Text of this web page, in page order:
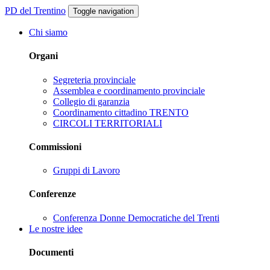
PD del Trentino Toggle navigation
Chi siamo
Organi
Segreteria provinciale
Assemblea e coordinamento provinciale
Collegio di garanzia
Coordinamento cittadino TRENTO
CIRCOLI TERRITORIALI
Commissioni
Gruppi di Lavoro
Conferenze
Conferenza Donne Democratiche del Trenti
Le nostre idee
Documenti